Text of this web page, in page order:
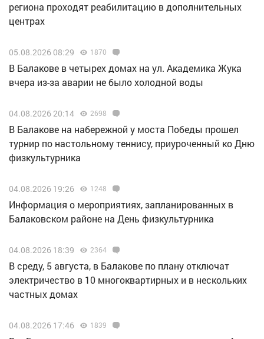
региона проходят реабилитацию в дополнительных
центрах
05.08.2026 08:29 1870
В Балакове в четырех домах на ул. Академика Жука
вчера из-за аварии не было холодной воды
04.08.2026 20:14 2698
В Балакове на набережной у моста Победы прошел
турнир по настольному теннису, приуроченный ко Дню
физкультурника
04.08.2026 19:26 1248
Информация о мероприятиях, запланированных в
Балаковском районе на День физкультурника
04.08.2026 18:39 2364
В среду, 5 августа, в Балакове по плану отключат
электричество в 10 многоквартирных и в нескольких
частных домах
04.08.2026 17:46 1839